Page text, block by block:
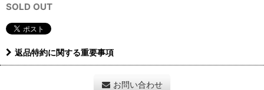
SOLD OUT
返品特約に関する重要事項
お問い合わせ